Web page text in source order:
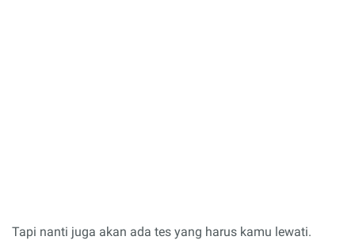
Tapi nanti juga akan ada tes yang harus kamu lewati.